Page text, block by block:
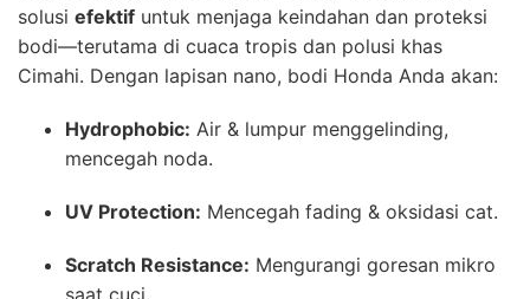
solusi efektif untuk menjaga keindahan dan proteksi
bodi—terutama di cuaca tropis dan polusi khas
Cimahi. Dengan lapisan nano, bodi Honda Anda akan:
Hydrophobic: Air & lumpur menggelinding,
mencegah noda.
UV Protection: Mencegah fading & oksidasi cat.
Scratch Resistance: Mengurangi goresan mikro
saat cuci.